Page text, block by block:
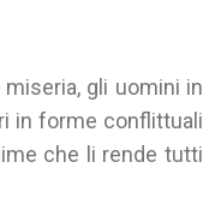
gli uomini in
in forme conflittuali
che li rende tutti